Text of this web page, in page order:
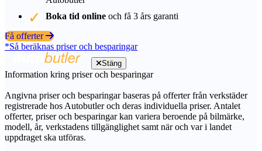
Boka tid online och få 3 års garanti
Få offerter
*Så beräknas priser och besparingar
Stäng
Information kring priser och besparingar
Angivna priser och besparingar baseras på offerter från verkstäder
registrerade hos Autobutler och deras individuella priser. Antalet
offerter, priser och besparingar kan variera beroende på bilmärke,
modell, år, verkstadens tillgänglighet samt när och var i landet
uppdraget ska utföras.